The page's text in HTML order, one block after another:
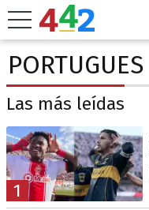
PORTUGUES
Las más leídas
1